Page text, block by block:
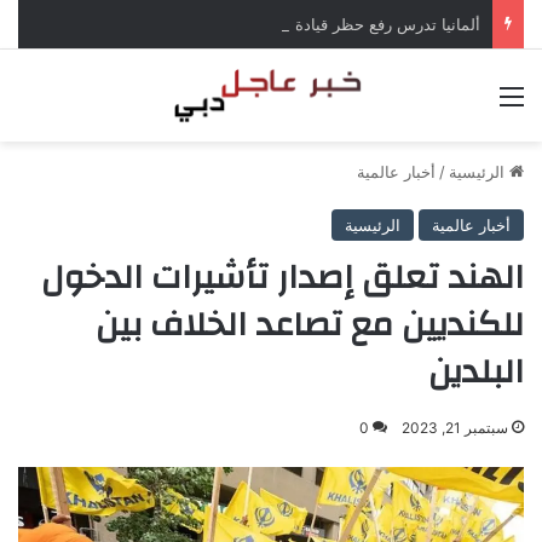
الرئيسية / أخبار عالمية
أخبار عالمية الرئيسية
الهند تعلق إصدار تأشيرات الدخول
للكنديين مع تصاعد الخلاف بين
البلدين
سبتمبر 21, 2023 0